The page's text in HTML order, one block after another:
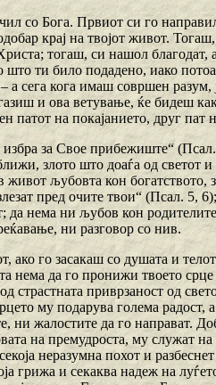
со Бога. Првиот си го
крај на твојот живот.
тогаш, си нашол
ти било подадено, иако
а сега кога имаш совршен разум,
и ова ветување, ќе бидеш
патот на покајанието, друг пат
за Свое прибежиште“
злото што доаѓа од светот
живот љубовта кон богатството,
пред очите твои“ (Псал. 5,
нема ни љубов кон
ни разговор со нив.
ако го засакаш со душата и
нема да го пронижи твоето
страстната приврзаност од
му подарува голема радост,
ни жалостите да го направат.
на премудроста, му служат
неразумна похот и
грижа и секаква надеж на